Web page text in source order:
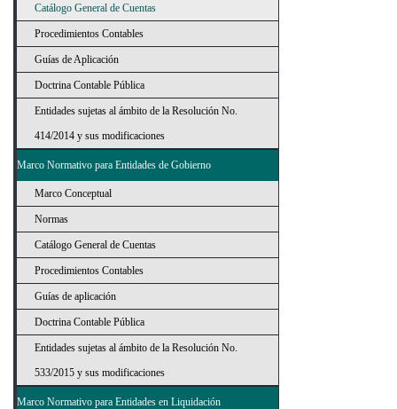
Catálogo General de Cuentas
Procedimientos Contables
Guías de Aplicación
Doctrina Contable Pública
Entidades sujetas al ámbito de la Resolución No.
414/2014 y sus modificaciones
Marco Normativo para Entidades de Gobierno
Marco Conceptual
Normas
Catálogo General de Cuentas
Procedimientos Contables
Guías de aplicación
Doctrina Contable Pública
Entidades sujetas al ámbito de la Resolución No.
533/2015 y sus modificaciones
Marco Normativo para Entidades en Liquidación